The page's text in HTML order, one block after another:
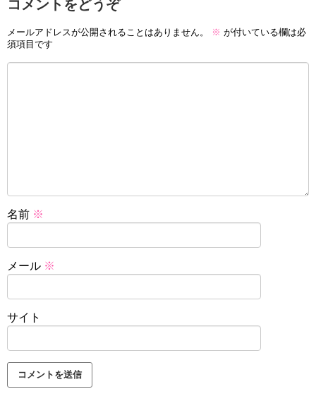
コメントをどうぞ
メールアドレスが公開されることはありません。 ※ が付いている欄は必
須項目です
名前 ※
メール ※
サイト